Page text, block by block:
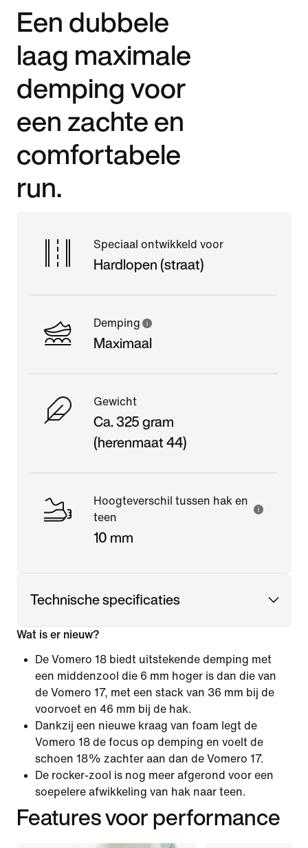
Een dubbele
laag maximale
demping voor
een zachte en
comfortabele
run.
Speciaal ontwikkeld voor
Hardlopen (straat)
Demping
Maximaal
Gewicht
Ca. 325 gram
(herenmaat 44)
Hoogteverschil tussen hak en
teen
10 mm
Technische specificaties
Wat is er nieuw?
De Vomero 18 biedt uitstekende demping met
een middenzool die 6 mm hoger is dan die van
de Vomero 17, met een stack van 36 mm bij de
voorvoet en 46 mm bij de hak.
Dankzij een nieuwe kraag van foam legt de
Vomero 18 de focus op demping en voelt de
schoen 18% zachter aan dan de Vomero 17.
De rocker-zool is nog meer afgerond voor een
soepelere afwikkeling van hak naar teen.
Features voor performance